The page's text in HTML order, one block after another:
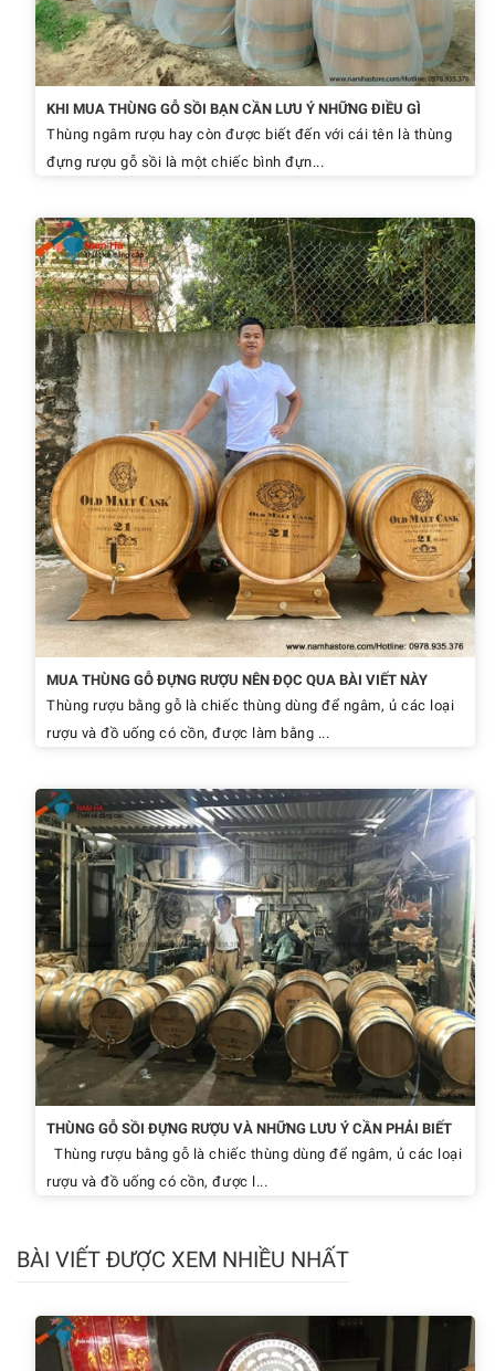
KHI MUA THÙNG GỖ SỒI BẠN CẦN LƯU Ý NHỮNG ĐIỀU GÌ
Thùng ngâm rượu hay còn được biết đến với cái tên là thùng
đựng rượu gỗ sồi là một chiếc bình đựn...
MUA THÙNG GỖ ĐỰNG RƯỢU NÊN ĐỌC QUA BÀI VIẾT NÀY
Thùng rượu bằng gỗ là chiếc thùng dùng để ngâm, ủ các loại
rượu và đồ uống có cồn, được làm bằng ...
THÙNG GỖ SỒI ĐỰNG RƯỢU VÀ NHỮNG LƯU Ý CẦN PHẢI BIẾT
Thùng rượu bằng gỗ là chiếc thùng dùng để ngâm, ủ các loại
rượu và đồ uống có cồn, được l...
BÀI VIẾT ĐƯỢC XEM NHIỀU NHẤT